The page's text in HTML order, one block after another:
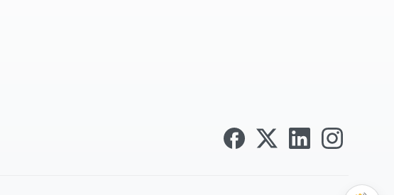
Aday Bilgi Formu